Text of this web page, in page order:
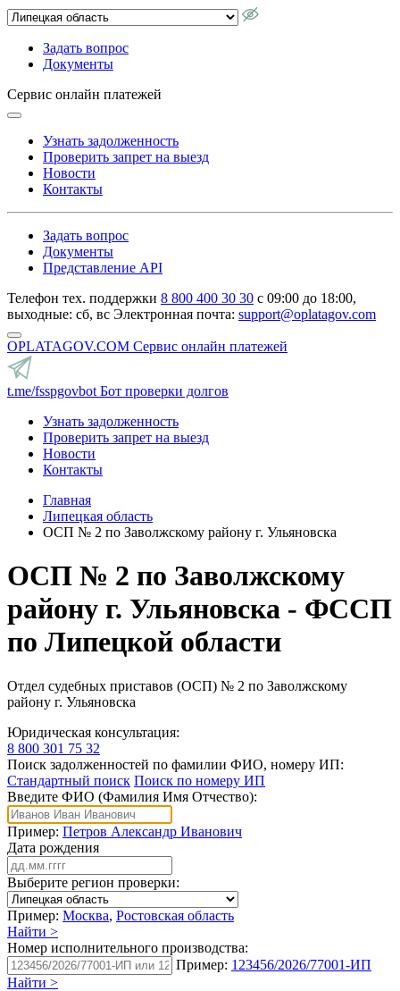
Задать вопрос
Документы
Сервис онлайн платежей
Узнать задолженность
Проверить запрет на выезд
Новости
Контакты
Задать вопрос
Документы
Представление API
Телефон тех. поддержки 8 800 400 30 30 с 09:00 до 18:00,
выходные: сб, вс Электронная почта: support@oplatagov.com
OPLATAGOV.COM Сервис онлайн платежей
t.me/fsspgovbot Бот проверки долгов
Узнать задолженность
Проверить запрет на выезд
Новости
Контакты
Главная
Липецкая область
ОСП № 2 по Заволжскому району г. Ульяновска
ОСП № 2 по Заволжскому
району г. Ульяновска - ФССП
по Липецкой области
Отдел судебных приставов (ОСП) № 2 по Заволжскому
району г. Ульяновска
Юридическая консультация:
8 800 301 75 32
Поиск задолженностей по фамилии ФИО, номеру ИП:
Стандартный поиск Поиск по номеру ИП
Введите ФИО (Фамилия Имя Отчество):
Пример: Петров Александр Иванович
Дата рождения
Выберите регион проверки:
Пример: Москва, Ростовская область
Найти >
Номер исполнительного производства:
Пример: 123456/2026/77001-ИП
Найти >